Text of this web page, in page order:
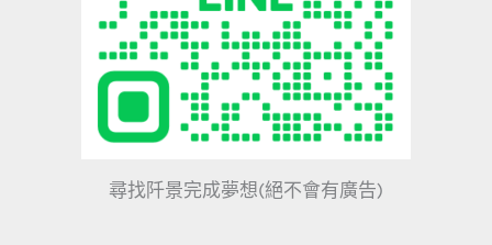
尋找阡景完成夢想(絕不會有廣告)